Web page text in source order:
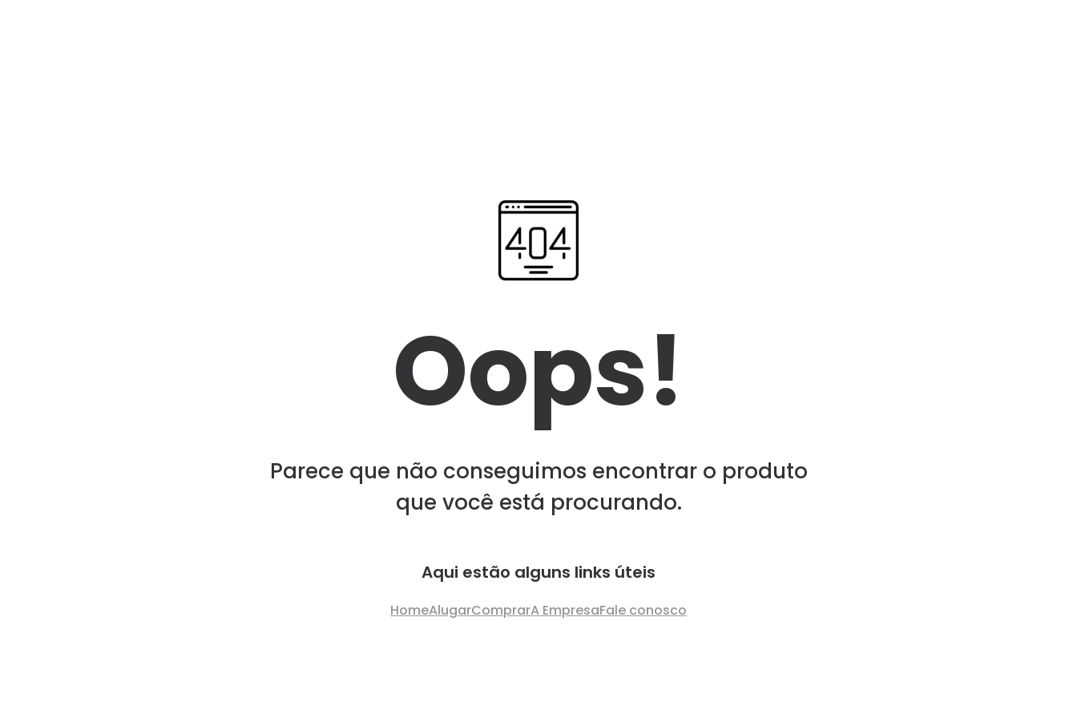
Oops!
Parece que não conseguimos encontrar o produto
que você está procurando.
Aqui estão alguns links úteis
HomeAlugarComprarA EmpresaFale conosco